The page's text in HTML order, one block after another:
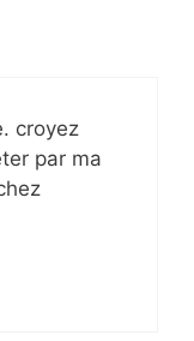
croyez
par ma